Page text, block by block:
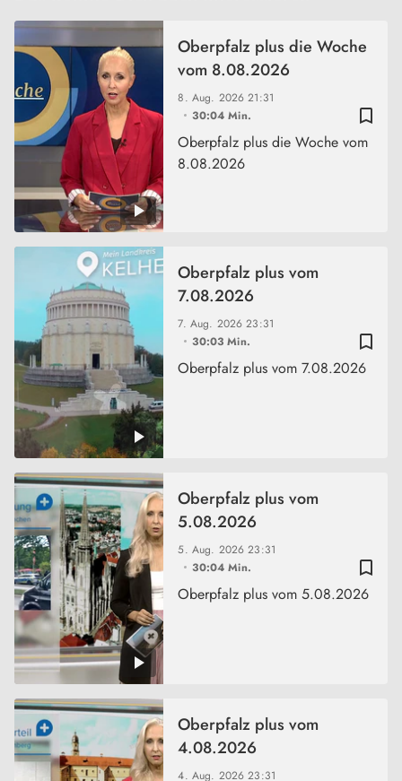
bookmark_border
8. Aug. 202621:31
30:04 Min.
Oberpfalz plus die Woche
vom 8.08.2026
Oberpfalz plus die Woche vom
8.08.2026
bookmark_border
7. Aug. 202623:31
30:03 Min.
Oberpfalz plus vom
7.08.2026
Oberpfalz plus vom 7.08.2026
bookmark_border
5. Aug. 202623:31
30:04 Min.
Oberpfalz plus vom
5.08.2026
Oberpfalz plus vom 5.08.2026
4. Aug. 202623:31
Oberpfalz plus vom
4.08.2026